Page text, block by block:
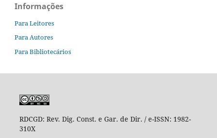
Informações
Para Leitores
Para Autores
Para Bibliotecários
RDCGD: Rev. Dig. Const. e Gar. de Dir. / e-ISSN: 1982-
310X